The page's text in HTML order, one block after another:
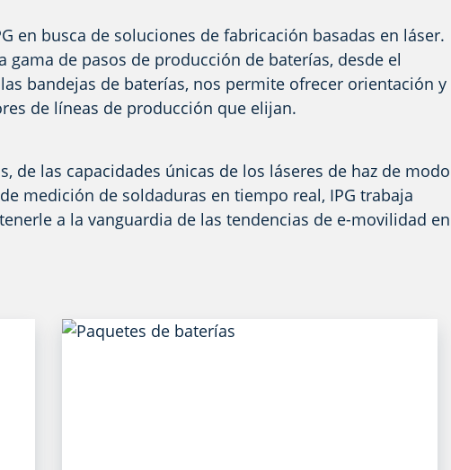
en busca de soluciones de fabricación basadas en láser.
de pasos de producción de baterías, desde el
bandejas de baterías, nos permite ofrecer orientación y
de líneas de producción que elijan.
de las capacidades únicas de los láseres de haz de modo
medición de soldaduras en tiempo real, IPG trabaja
a la vanguardia de las tendencias de e-movilidad en